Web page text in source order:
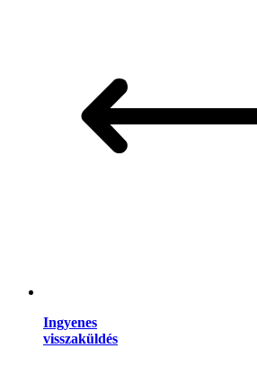
Ingyenes
visszaküldés